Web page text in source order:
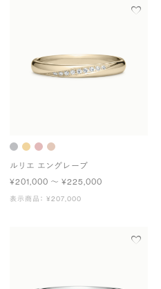
ルリエ エングレーブ
¥201,000 〜 ¥225,000
表示商品： ¥207,000